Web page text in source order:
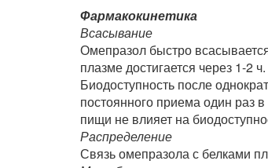
Фармакокинетика
Всасывание
Омепразол быстро
плазме достигается через 1-2
Биодоступность после
постоянного приема один раз
пищи не влияет на
Распределение
Связь омепразола с белками